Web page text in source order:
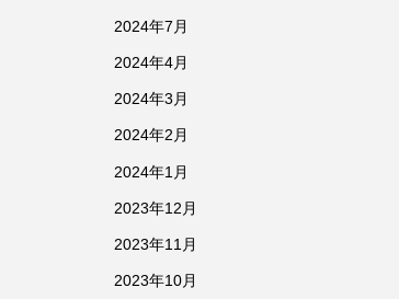
2024年7月
2024年4月
2024年3月
2024年2月
2024年1月
2023年12月
2023年11月
2023年10月